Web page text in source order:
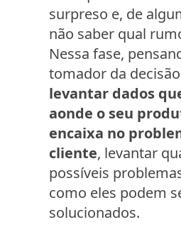
surpreso e, de
não saber qual
Nessa fase,
tomador da
levantar dados
aonde o seu
encaixa no
cliente, levantar
possíveis
como eles podem
solucionados.